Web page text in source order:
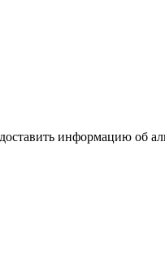
информацию об